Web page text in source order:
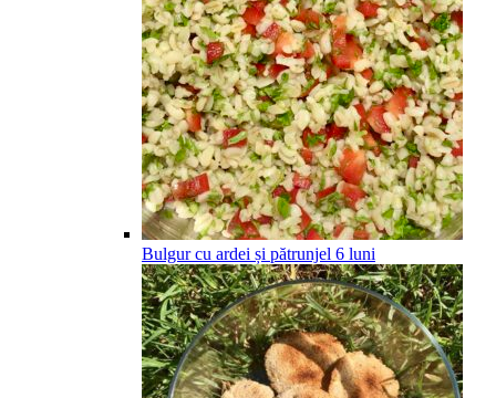
Bulgur cu ardei și pătrunjel 6 luni